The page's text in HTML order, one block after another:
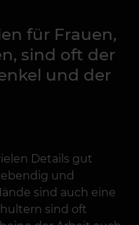
für Frauen,
sind oft der
und der
Details gut
und
sind auch eine
sind oft